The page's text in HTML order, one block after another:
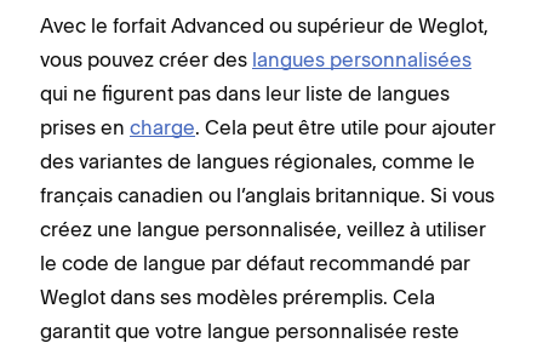
Avec le forfait Advanced ou supérieur de Weglot,
vous pouvez créer des langues personnalisées
qui ne figurent pas dans leur liste de langues
prises en charge. Cela peut être utile pour ajouter
des variantes de langues régionales, comme le
français canadien ou l’anglais britannique. Si vous
créez une langue personnalisée, veillez à utiliser
le code de langue par défaut recommandé par
Weglot dans ses modèles préremplis. Cela
garantit que votre langue personnalisée reste